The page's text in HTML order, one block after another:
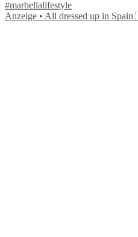
Anzeige • All dressed up in